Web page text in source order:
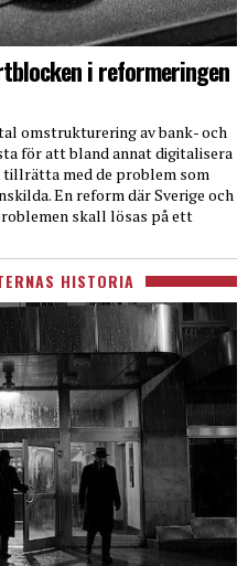
i reformeringen
omstrukturering av bank- och
för att bland annat digitalisera
med de problem som
En reform där Sverige och
skall lösas på ett
HISTORIA